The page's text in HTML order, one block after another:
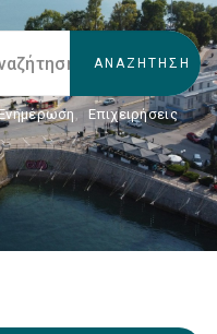
, Επιχειρήσεις